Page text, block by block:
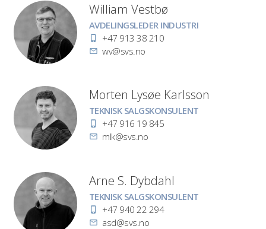
William Vestbø
Stilling
AVDELINGSLEDER INDUSTRI
Telefon+47 913 38 210
E- wv@svs.no
Morten Lysøe Karlsson
Stilling
TEKNISK SALGSKONSULENT
Telefon+47 916 19 845
E-
mlk@svs.no
Arne S. Dybdahl
Stilling
TEKNISK SALGSKONSULENT
Telefon+47 940 22 294
E-
asd@svs.no